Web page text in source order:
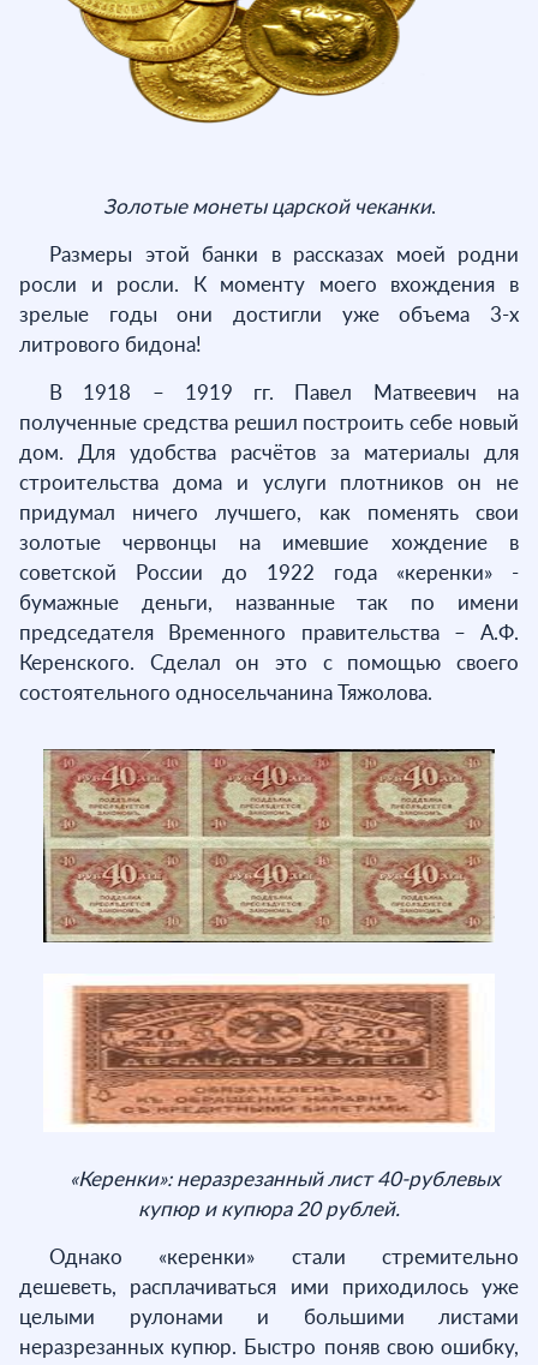
Золотые монеты царской чеканки.
Размеры этой банки в рассказах моей родни
росли и росли. К моменту моего вхождения в
зрелые годы они достигли уже объема 3-х
литрового бидона!
В 1918 – 1919 гг. Павел Матвеевич на
полученные средства решил построить себе новый
дом. Для удобства расчётов за материалы для
строительства дома и услуги плотников он не
придумал ничего лучшего, как поменять свои
золотые червонцы на имевшие хождение в
советской России до 1922 года «керенки» -
бумажные деньги, названные так по имени
председателя Временного правительства – А.Ф.
Керенского. Сделал он это с помощью своего
состоятельного односельчанина Тяжолова.
«Керенки»: неразрезанный лист 40-рублевых
купюр и купюра 20 рублей.
Однако «керенки» стали стремительно
дешеветь, расплачиваться ими приходилось уже
целыми рулонами и большими листами
неразрезанных купюр. Быстро поняв свою ошибку,